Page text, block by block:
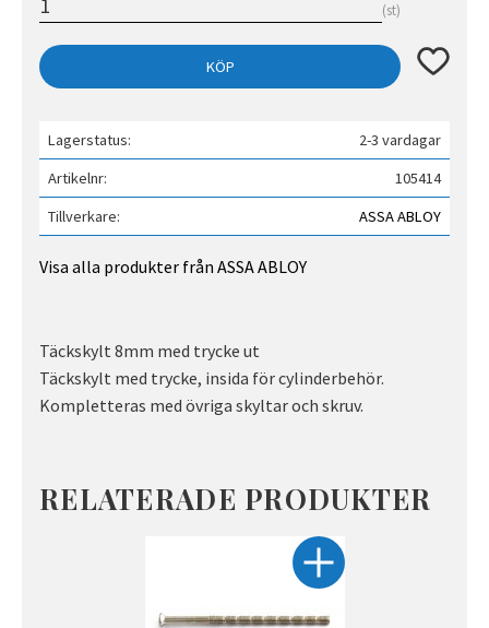
st
KÖP Lägg till
Lagerstatus
2-3 vardagar
Artikelnr
105414
Tillverkare
ASSA ABLOY
Visa alla produkter från ASSA ABLOY
Täckskylt 8mm med trycke ut
Täckskylt med trycke, insida för cylinderbehör.
Kompletteras med övriga skyltar och skruv.
RELATERADE PRODUKTER